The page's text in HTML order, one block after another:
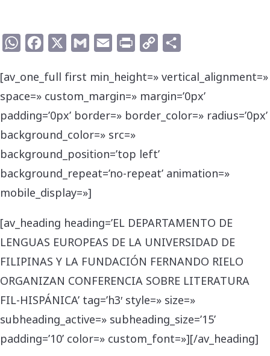
WhatsAppFacebook Gmail Email Print
Copy
[av_one_full first min_height=» vertical_alignment=»
space=» custom_margin=» margin=’0px’
padding=’0px’ border=» border_color=» radius=’0px’
background_color=» src=»
background_position=’top left’
background_repeat=’no-repeat’ animation=»
mobile_display=»]
[av_heading heading=’EL DEPARTAMENTO DE
LENGUAS EUROPEAS DE LA UNIVERSIDAD DE
FILIPINAS Y LA FUNDACIÓN FERNANDO RIELO
ORGANIZAN CONFERENCIA SOBRE LITERATURA
FIL-HISPÁNICA’ tag=’h3′ style=» size=»
subheading_active=» subheading_size=’15’
padding=’10’ color=» custom_font=»][/av_heading]